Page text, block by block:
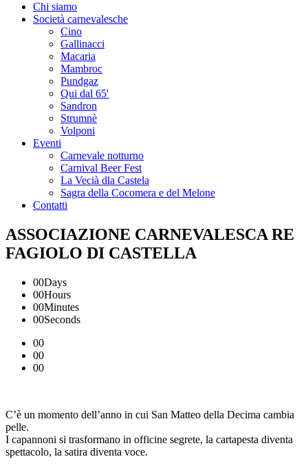
Chi siamo
Società carnevalesche
Cino
Gallinacci
Macaria
Mambroc
Pundgaz
Qui dal 65′
Sandron
Strumnè
Volponi
Eventi
Carnevale notturno
Carnival Beer Fest
La Vecià dla Castela
Sagra della Cocomera e del Melone
Contatti
ASSOCIAZIONE CARNEVALESCA RE
FAGIOLO DI CASTELLA
00Days
00Hours
00Minutes
00Seconds
00
00
00
C’è un momento dell’anno in cui San Matteo della Decima cambia
pelle.
I capannoni si trasformano in officine segrete, la cartapesta diventa
spettacolo, la satira diventa voce.